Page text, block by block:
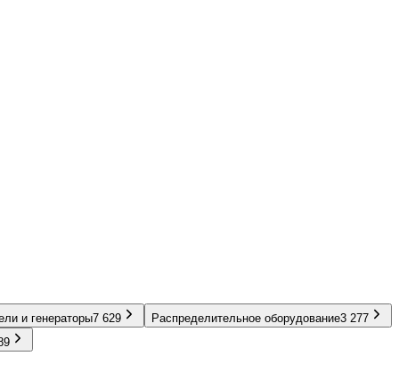
и генераторы7 629 Распределительное оборудование3 277